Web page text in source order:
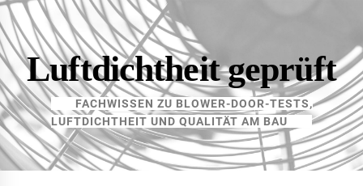
Skip
to
contentLuftdichtheit geprüft
FACHWISSEN ZU BLOWER-DOOR-TESTS,
LUFTDICHTHEIT UND QUALITÄT AM BAU